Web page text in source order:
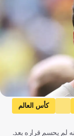
كأس العالم
لم يحسم قراره بعد.